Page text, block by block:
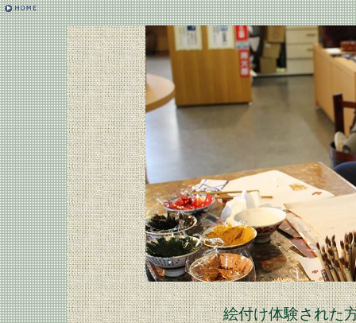
絵付け体験された